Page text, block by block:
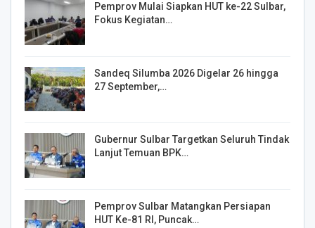
Pemprov Mulai Siapkan HUT ke-22 Sulbar,
Fokus Kegiatan…
Sandeq Silumba 2026 Digelar 26 hingga
27 September,…
Gubernur Sulbar Targetkan Seluruh Tindak
Lanjut Temuan BPK…
Pemprov Sulbar Matangkan Persiapan
HUT Ke-81 RI, Puncak…